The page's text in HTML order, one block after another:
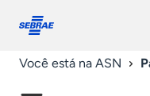
conosco
Você está na ASN